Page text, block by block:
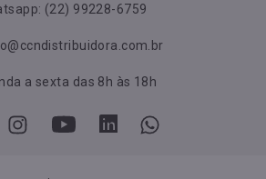
(22) 99228-6759
a sexta das 8h às 18h